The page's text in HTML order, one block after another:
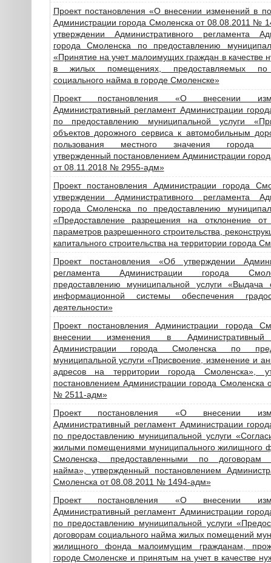
Проект постановления «О внесении изменений в
Администрации города Смоленска от 08.08.2011 №
утверждении Административного регламента
города Смоленска по предоставлению
«Принятие на учет малоимущих граждан в качестве
в жилых помещениях, предоставляемых по
социального найма в городе Смоленске»
Проект постановления «О внесении
Административный регламент Администрации
по предоставлению муниципальной услуги
объектов дорожного сервиса к автомобильным
пользования местного значения города
утвержденный постановлением Администрации
от 08.11.2018 № 2955-адм»
Проект постановления Администрации города
утверждении Административного регламента
города Смоленска по предоставлению
«Предоставление разрешения на отклонение от
параметров разрешенного строительства,
капитального строительства на территории города
Проект постановления «Об утверждении
регламента Администрации города
предоставлению муниципальной услуги «Выдача
информационной системы обеспечения
деятельности»
Проект постановления Администрации города
внесении изменения в Административный
Администрации города Смоленска по
муниципальной услуги «Присвоение, изменение и
адресов на территории города Смоленска»,
постановлением Администрации города Смоленска
№ 2511-адм»
Проект постановления «О внесении
Административный регламент Администрации
по предоставлению муниципальной услуги
жилыми помещениями муниципального жилищного
Смоленска, предоставленными по договорам
найма», утвержденный постановлением
Смоленска от 08.08.2011 № 1494-адм»
Проект постановления «О внесении
Административный регламент Администрации
по предоставлению муниципальной услуги
договорам социального найма жилых помещений
жилищного фонда малоимущим гражданам,
городе Смоленске и принятым на учет в качестве